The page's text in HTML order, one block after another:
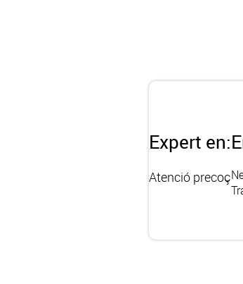
Expert en:
Atenció precoç